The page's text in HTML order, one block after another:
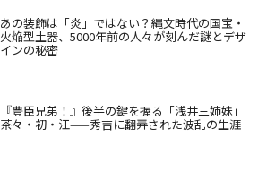
あの装飾は「炎」ではない？縄文時代の国宝・
火焔型土器、5000年前の人々が刻んだ謎とデザ
インの秘密
『豊臣兄弟！』後半の鍵を握る「浅井三姉妹」
茶々・初・江——秀吉に翻弄された波乱の生涯